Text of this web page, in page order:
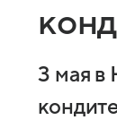
3 мая в